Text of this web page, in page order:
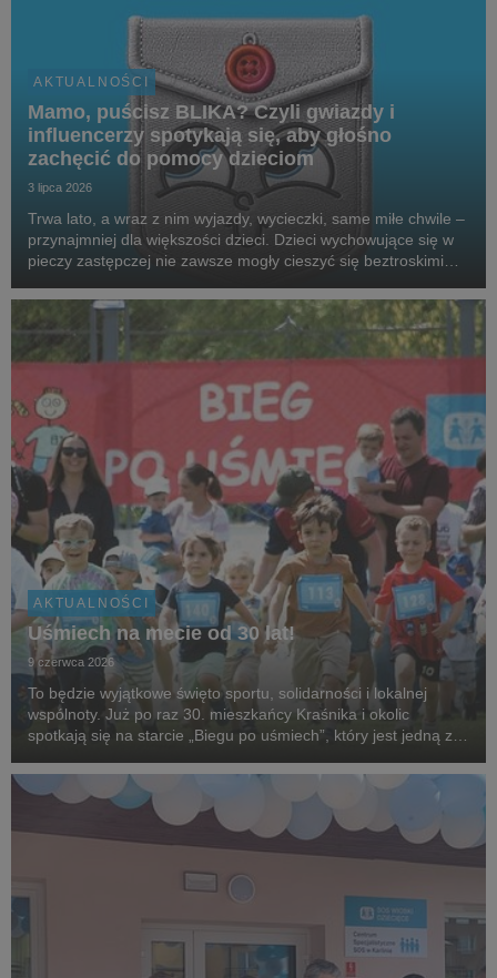
AKTUALNOŚCI
Mamo, puścisz BLIKA? Czyli gwiazdy i
influencerzy spotykają się, aby głośno
zachęcić do pomocy dzieciom
3 lipca 2026
Trwa lato, a wraz z nim wyjazdy, wycieczki, same miłe chwile –
przynajmniej dla większości dzieci. Dzieci wychowujące się w
pieczy zastępczej nie zawsze mogły cieszyć się beztroskimi
SOS Wiosek Dziecięcych, gwiazdy,...
AKTUALNOŚCI
Uśmiech na mecie od 30 lat!
9 czerwca 2026
To będzie wyjątkowe święto sportu, solidarności i lokalnej
wspólnoty. Już po raz 30. mieszkańcy Kraśnika i okolic
spotkają się na starcie „Biegu po uśmiech”, który jest jedną z
biegowych w regionie, organizowanej przez...